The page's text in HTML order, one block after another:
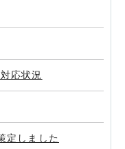
応状況
定しました